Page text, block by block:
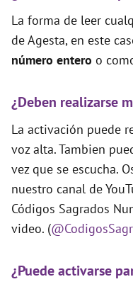
La forma de leer
de Agesta, en este
número entero o
¿Deben realizarse
La activación puede
voz alta. Tambien
vez que se escucha.
nuestro canal de
Códigos Sagrados
video. (
¿Puede activarse